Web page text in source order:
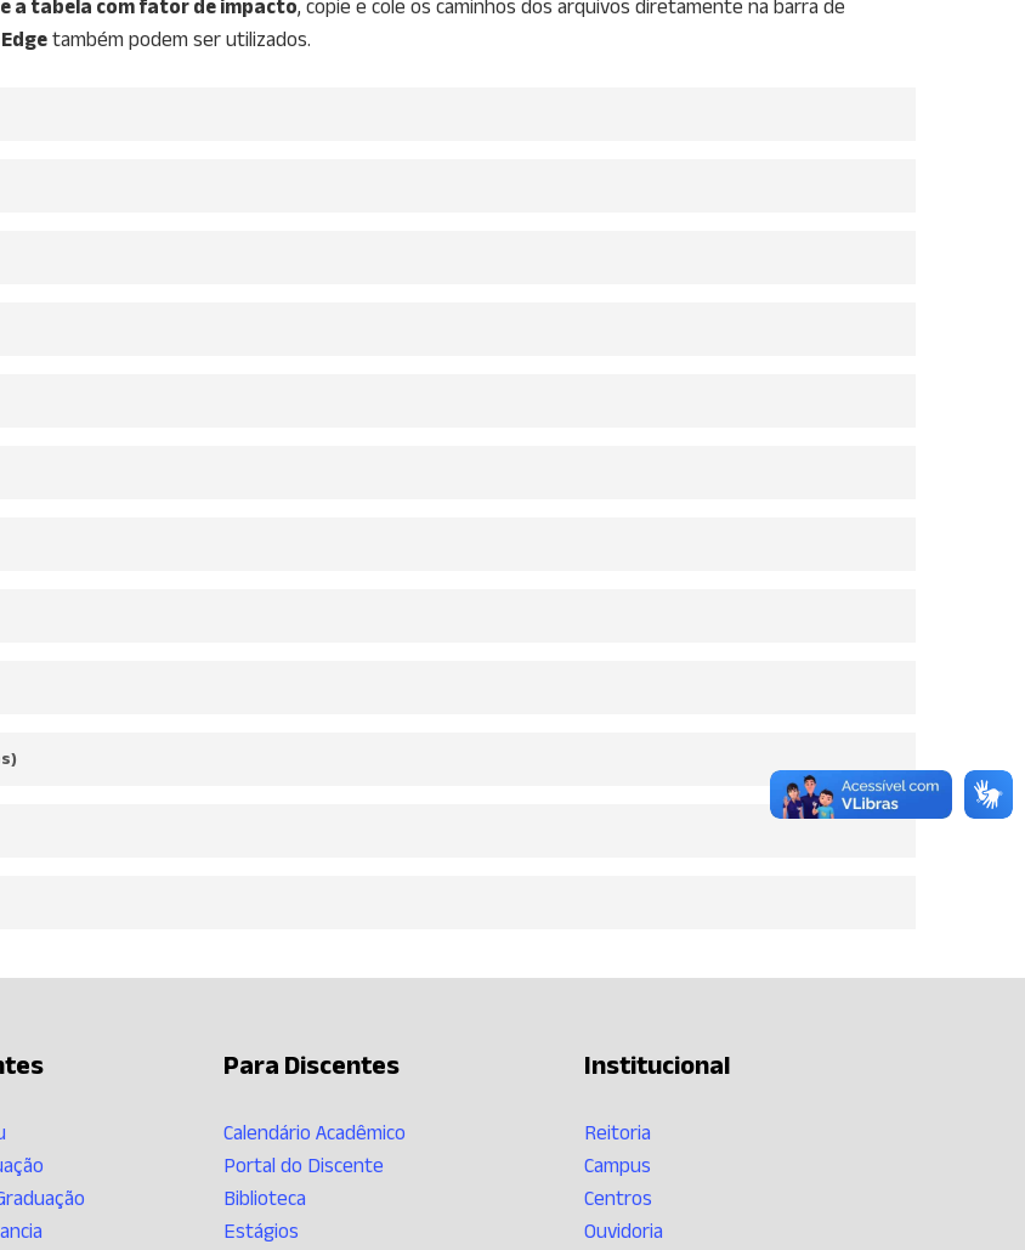
a tabela com fator de impacto, copie e cole os caminhos dos arquivos diretamente na barra de
também podem ser utilizados.
Para Discentes
Calendário Acadêmico
Portal do Discente
Biblioteca
Estágios
Institucional
Reitoria
Campus
Centros
Ouvidoria